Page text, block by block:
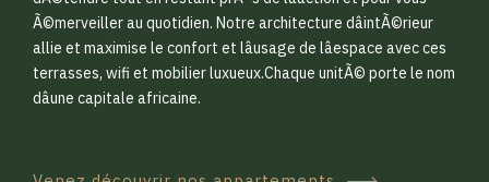
Ã©merveiller au quotidien. Notre architecture dâintÃ©rieur
allie et maximise le confort et lâusage de lâespace avec ces
terrasses, wifi et mobilier luxueux.Chaque unitÃ© porte le nom
dâune capitale africaine.
2
3
2
3